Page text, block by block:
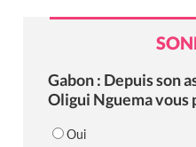
Gabon : Depuis son
Oligui Nguema
Oui